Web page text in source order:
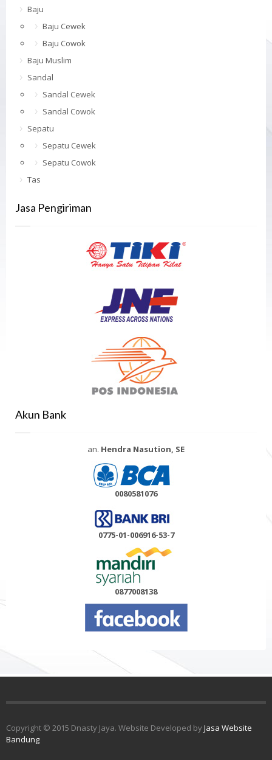
Baju
Baju Cewek
Baju Cowok
Baju Muslim
Sandal
Sandal Cewek
Sandal Cowok
Sepatu
Sepatu Cewek
Sepatu Cowok
Tas
Jasa Pengiriman
Akun Bank
an. Hendra Nasution, SE
0080581076
0775-01-006916-53-7
0877008138
Copyright © 2015 Dnasty Jaya. Website Developed byJasa Website
Bandung